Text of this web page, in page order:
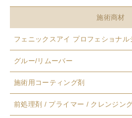
施術商材
フェニックスアイ プロフェショナル
グルー/リムーバー
施術用コーティング剤
前処理剤 / プライマー / クレンジン